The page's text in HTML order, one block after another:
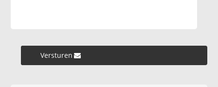
Versturen »